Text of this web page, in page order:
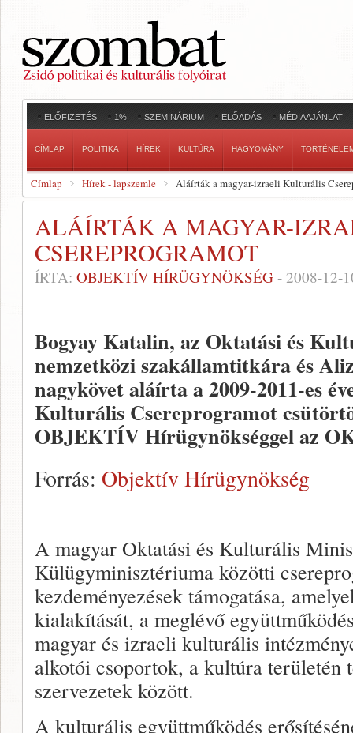
ELŐFIZETÉS 1% SZEMINÁRIUM ELŐADÁS MÉDIAAJÁNLAT
CÍMLAP POLITIKA HÍREK KULTÚRA HAGYOMÁNY
Címlap Hírek - lapszemle Aláírták a magyar-izraeli Kulturális
ALÁÍRTÁK A MAGYAR-
CSEREPROGRAMOT
ÍRTA: OBJEKTÍV HÍRÜGYNÖKSÉG - 2008-12-
Bogyay Katalin, az Oktatási és
nemzetközi szakállamtitkára és
nagykövet aláírta a 2009-2011-es
Kulturális Csereprogramot
OBJEKTÍV Hírügynökséggel az
Forrás: Objektív Hírügynökség
A magyar Oktatási és Kulturális
Külügyminisztériuma közötti
kezdeményezések támogatása,
kialakítását, a meglévő
magyar és izraeli kulturális
alkotói csoportok, a kultúra területén
szervezetek között.
A kulturális együttműködés